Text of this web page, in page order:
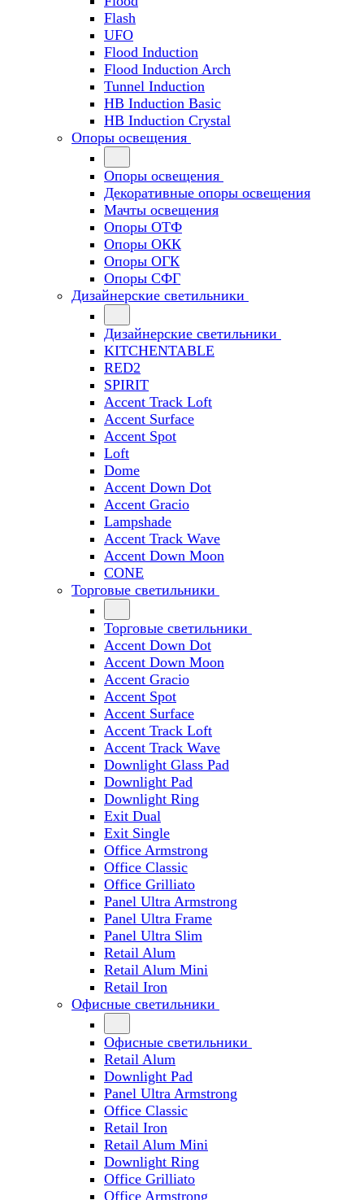
Flash
UFO
Flood Induction
Flood Induction Arch
Tunnel Induction
HB Induction Basic
HB Induction Crystal
Опоры освещения
Опоры освещения
Декоративные опоры освещения
Мачты освещения
Опоры ОТФ
Опоры ОКК
Опоры ОГК
Опоры СФГ
Дизайнерские светильники
Дизайнерские светильники
KITCHENTABLE
RED2
SPIRIT
Accent Track Loft
Accent Surface
Accent Spot
Loft
Dome
Accent Down Dot
Accent Gracio
Lampshade
Accent Track Wave
Accent Down Moon
CONE
Торговые светильники
Торговые светильники
Accent Down Dot
Accent Down Moon
Accent Gracio
Accent Spot
Accent Surface
Accent Track Loft
Accent Track Wave
Downlight Glass Pad
Downlight Pad
Downlight Ring
Exit Dual
Exit Single
Office Armstrong
Office Classic
Office Grilliato
Panel Ultra Armstrong
Panel Ultra Frame
Panel Ultra Slim
Retail Alum
Retail Alum Mini
Retail Iron
Офисные светильники
Офисные светильники
Retail Alum
Downlight Pad
Panel Ultra Armstrong
Office Classic
Retail Iron
Retail Alum Mini
Downlight Ring
Office Grilliato
Office Armstrong